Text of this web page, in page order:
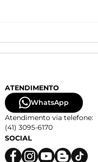
ATENDIMENTO
WhatsApp
Atendimento via telefone:
(41) 3095-6170
SOCIAL